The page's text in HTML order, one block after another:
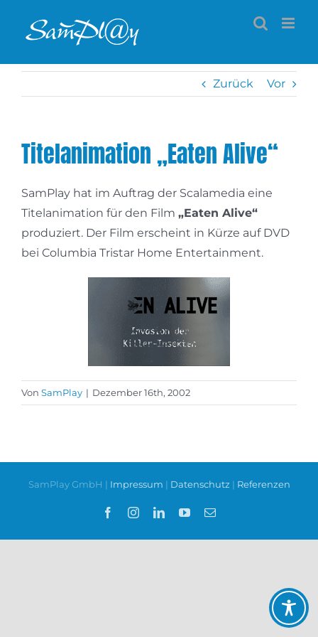
Inhalt
Zurück Vor
Titelanimation „Eaten Alive“
SamPlay hat im Auftrag der Scalamedia eine
Titelanimation für den Film „Eaten Alive“
produziert. Der Film erscheint in Kürze auf DVD
bei Columbia Tristar Home Entertainment.
Von SamPlay | Dezember 16th, 2002
SamPlay GmbH | Impressum | Datenschutz | Referenzen
FacebookInstagramLinkedInYouTube
E-